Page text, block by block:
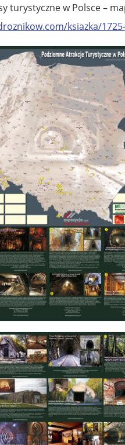
turystyczne w Polsce –
ksiazka/